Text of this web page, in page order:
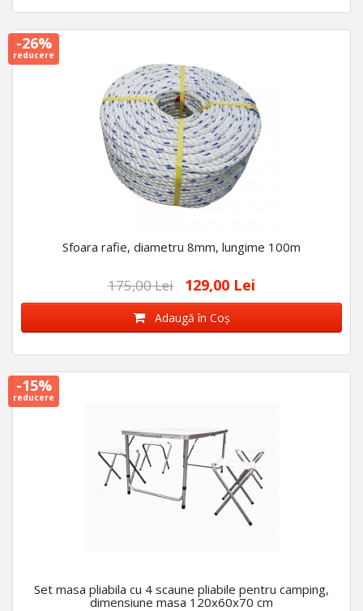
-26%
reducere
Sfoara rafie, diametru 8mm, lungime 100m
175,00 Lei 129,00 Lei
Adaugă în Coş
-15%
reducere
Set masa pliabila cu 4 scaune pliabile pentru camping,
dimensiune masa 120x60x70 cm